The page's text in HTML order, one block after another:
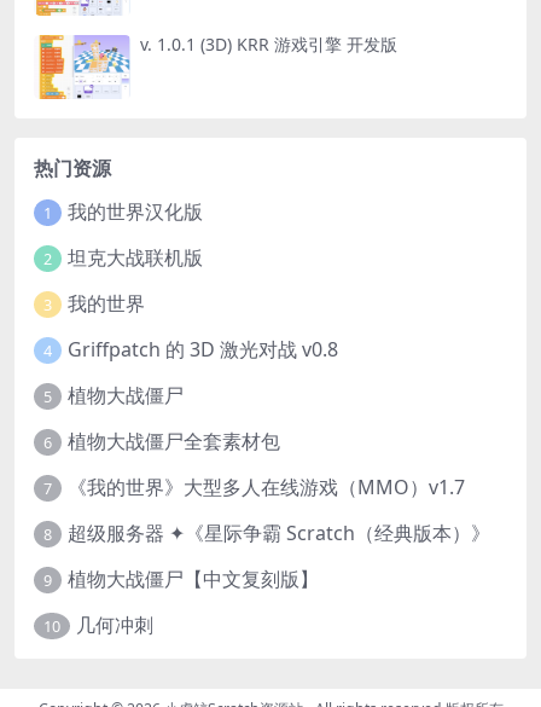
v. 1.0.1 (3D) KRR 游戏引擎 开发版
热门资源
1 我的世界汉化版
2 坦克大战联机版
3 我的世界
4 Griffpatch 的 3D 激光对战 v0.8
5 植物大战僵尸
6 植物大战僵尸全套素材包
7 《我的世界》大型多人在线游戏（MMO）v1.7
8 超级服务器 ✦《星际争霸 Scratch（经典版本）》
9 植物大战僵尸【中文复刻版】
10 几何冲刺